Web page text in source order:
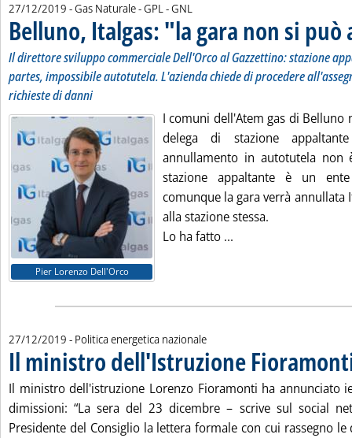
27/12/2019 - Gas Naturale - GPL - GNL
Belluno, Italgas: "la gara non si
Il direttore sviluppo commerciale Dell'Orco al Gazzettino: stazione
partes, impossibile autotutela. L'azienda chiede di procedere
richieste di danni
Pier Lorenzo Dell'Orco
I comuni dell'Atem gas di Belluno
delega di stazione
annullamento in autotutela non
stazione appaltante è un
comunque la gara verrà annullata
alla stazione stessa.
Lo ha fatto ...
27/12/2019 - Politica energetica nazionale
Il ministro dell'Istruzione
Il ministro dell'istruzione Lorenzo Fioramonti ha annunciato
dimissioni: “La sera del 23 dicembre – scrive sul social
Presidente del Consiglio la lettera formale con cui rassegno